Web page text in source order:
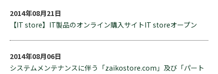
2014年08月21日
【IT store】IT製品のオンライン購入サイトIT storeオープン
2014年08月06日
システムメンテナンスに伴う「zaikostore.com」及び「パート